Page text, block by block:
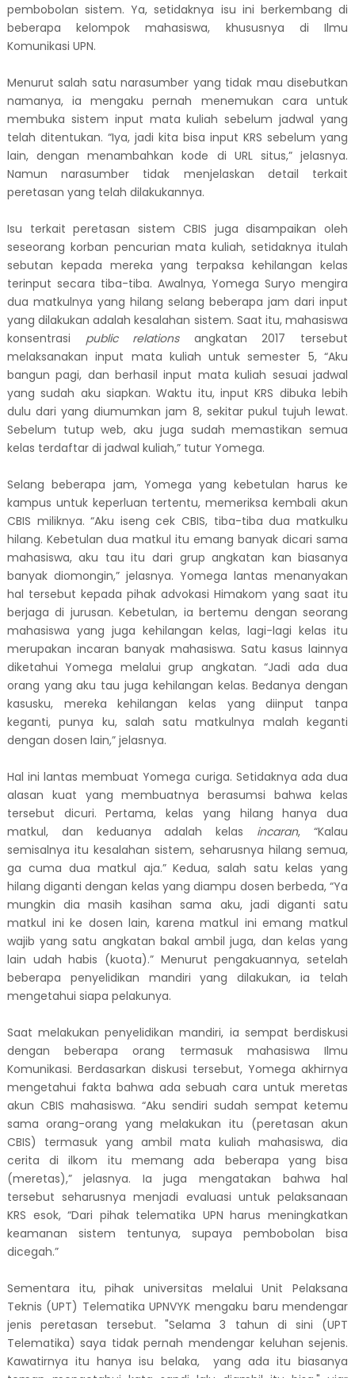
pembobolan sistem. Ya, setidaknya isu ini berkembang di
beberapa kelompok mahasiswa, khususnya di Ilmu
Komunikasi UPN.
Menurut salah satu narasumber yang tidak mau disebutkan
namanya, ia mengaku pernah menemukan cara untuk
membuka sistem input mata kuliah sebelum jadwal yang
telah ditentukan. “Iya, jadi kita bisa input KRS sebelum yang
lain, dengan menambahkan kode di URL situs,” jelasnya.
Namun narasumber tidak menjelaskan detail terkait
peretasan yang telah dilakukannya.
Isu terkait peretasan sistem CBIS juga disampaikan oleh
seseorang korban pencurian mata kuliah, setidaknya itulah
sebutan kepada mereka yang terpaksa kehilangan kelas
terinput secara tiba-tiba. Awalnya, Yomega Suryo mengira
dua matkulnya yang hilang selang beberapa jam dari input
yang dilakukan adalah kesalahan sistem. Saat itu, mahasiswa
konsentrasi public relationsangkatan 2017 tersebut
melaksanakan input mata kuliah untuk semester 5, “Aku
bangun pagi, dan berhasil input mata kuliah sesuai jadwal
yang sudah aku siapkan. Waktu itu, input KRS dibuka lebih
dulu dari yang diumumkan jam 8, sekitar pukul tujuh lewat.
Sebelum tutup web, aku juga sudah memastikan semua
kelas terdaftar di jadwal kuliah,” tutur Yomega.
Selang beberapa jam, Yomega yang kebetulan harus ke
kampus untuk keperluan tertentu, memeriksa kembali akun
CBIS miliknya. “Aku iseng cek CBIS, tiba-tiba dua matkulku
hilang. Kebetulan dua matkul itu emang banyak dicari sama
mahasiswa, aku tau itu dari grup angkatan kan biasanya
banyak diomongin,” jelasnya. Yomega lantas menanyakan
hal tersebut kepada pihak advokasi Himakom yang saat itu
berjaga di jurusan. Kebetulan, ia bertemu dengan seorang
mahasiswa yang juga kehilangan kelas, lagi-lagi kelas itu
merupakan incaran banyak mahasiswa. Satu kasus lainnya
diketahui Yomega melalui grup angkatan. “Jadi ada dua
orang yang aku tau juga kehilangan kelas. Bedanya dengan
kasusku, mereka kehilangan kelas yang diinput tanpa
keganti, punya ku, salah satu matkulnya malah keganti
dengan dosen lain,” jelasnya.
Hal ini lantas membuat Yomega curiga. Setidaknya ada dua
alasan kuat yang membuatnya berasumsi bahwa kelas
tersebut dicuri. Pertama, kelas yang hilang hanya dua
matkul, dan keduanya adalah kelas incaran, “Kalau
semisalnya itu kesalahan sistem, seharusnya hilang semua,
ga cuma dua matkul aja.” Kedua, salah satu kelas yang
hilang diganti dengan kelas yang diampu dosen berbeda, “Ya
mungkin dia masih kasihan sama aku, jadi diganti satu
matkul ini ke dosen lain, karena matkul ini emang matkul
wajib yang satu angkatan bakal ambil juga, dan kelas yang
lain udah habis (kuota).” Menurut pengakuannya, setelah
beberapa penyelidikan mandiri yang dilakukan, ia telah
mengetahui siapa pelakunya.
Saat melakukan penyelidikan mandiri, ia sempat berdiskusi
dengan beberapa orang termasuk mahasiswa Ilmu
Komunikasi. Berdasarkan diskusi tersebut, Yomega akhirnya
mengetahui fakta bahwa ada sebuah cara untuk meretas
akun CBIS mahasiswa. “Aku sendiri sudah sempat ketemu
sama orang-orang yang melakukan itu (peretasan akun
CBIS) termasuk yang ambil mata kuliah mahasiswa, dia
cerita di ilkom itu memang ada beberapa yang bisa
(meretas),” jelasnya. Ia juga mengatakan bahwa hal
tersebut seharusnya menjadi evaluasi untuk pelaksanaan
KRS esok, “Dari pihak telematika UPN harus meningkatkan
keamanan sistem tentunya, supaya pembobolan bisa
dicegah.”
Sementara itu, pihak universitas melalui Unit Pelaksana
Teknis (UPT) Telematika UPNVYK mengaku baru mendengar
jenis peretasan tersebut. "Selama 3 tahun di sini (UPT
Telematika) saya tidak pernah mendengar keluhan sejenis.
Kawatirnya itu hanya isu belaka,
yang ada itu biasanya